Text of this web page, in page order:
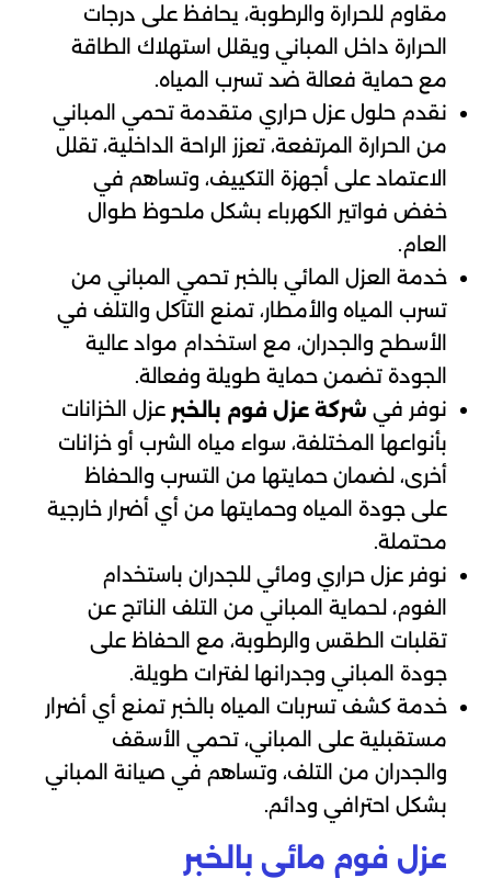
مقاوم للحرارة والرطوبة، يحافظ على درجات
الحرارة داخل المباني ويقلل استهلاك الطاقة
مع حماية فعالة ضد تسرب المياه.
نقدم حلول عزل حراري متقدمة تحمي المباني
من الحرارة المرتفعة، تعزز الراحة الداخلية، تقلل
الاعتماد على أجهزة التكييف، وتساهم في
خفض فواتير الكهرباء بشكل ملحوظ طوال
العام.
خدمة العزل المائي بالخبر تحمي المباني من
تسرب المياه والأمطار، تمنع التآكل والتلف في
الأسطح والجدران، مع استخدام مواد عالية
الجودة تضمن حماية طويلة وفعالة.
نوفر في شركة عزل فوم بالخبر عزل الخزانات
بأنواعها المختلفة، سواء مياه الشرب أو خزانات
أخرى، لضمان حمايتها من التسرب والحفاظ
على جودة المياه وحمايتها من أي أضرار خارجية
محتملة.
نوفر عزل حراري ومائي للجدران باستخدام
الفوم، لحماية المباني من التلف الناتج عن
تقلبات الطقس والرطوبة، مع الحفاظ على
جودة المباني وجدرانها لفترات طويلة.
خدمة كشف تسربات المياه بالخبر تمنع أي أضرار
مستقبلية على المباني، تحمي الأسقف
والجدران من التلف، وتساهم في صيانة المباني
بشكل احترافي ودائم.
عزل فوم مائي بالخبر